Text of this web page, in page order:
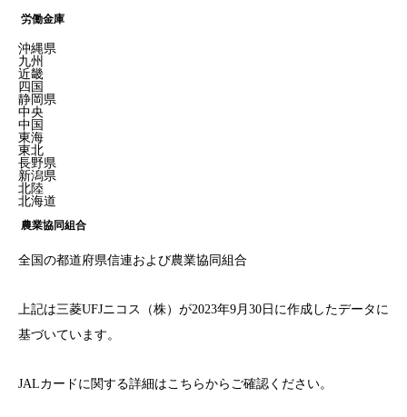
労働金庫
沖縄県
九州
近畿
四国
静岡県
中央
中国
東海
東北
長野県
新潟県
北陸
北海道
農業協同組合
全国の都道府県信連および農業協同組合
上記は三菱UFJニコス（株）が2023年9月30日に作成したデータに
基づいています。
JALカードに関する詳細はこちらからご確認ください。